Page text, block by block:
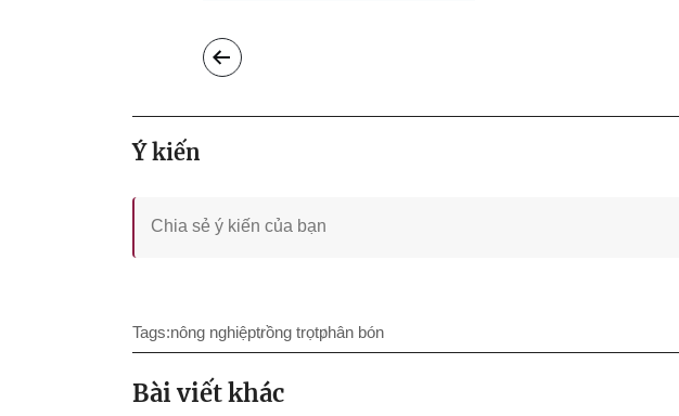
Ý kiến
Tags:nông nghiệptrồng trọtphân bón
Bài viết khác